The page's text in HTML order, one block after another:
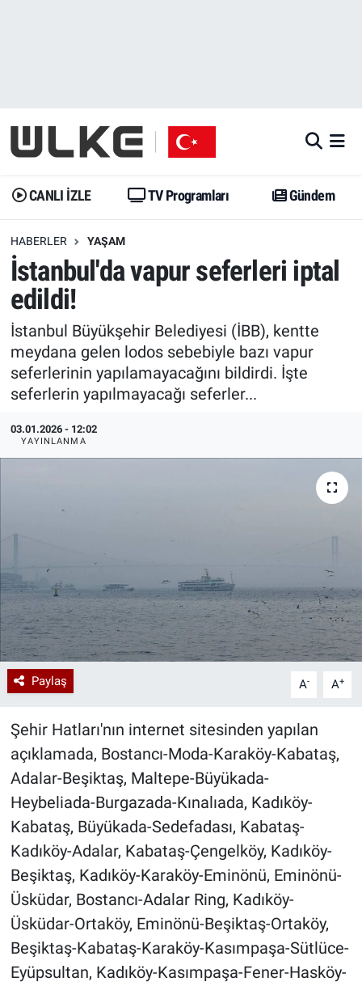
CANLI İZLE TV Programları Gündem
HABERLER YAŞAM
İstanbul'da vapur seferleri iptal
edildi!
İstanbul Büyükşehir Belediyesi (İBB), kentte
meydana gelen lodos sebebiyle bazı vapur
seferlerinin yapılamayacağını bildirdi. İşte
seferlerin yapılmayacağı seferler...
03.01.2026 - 12:02
YAYINLANMA
Paylaş A- A+
Şehir Hatları'nın internet sitesinden yapılan
açıklamada, Bostancı-Moda-Karaköy-Kabataş,
Adalar-Beşiktaş, Maltepe-Büyükada-
Heybeliada-Burgazada-Kınalıada, Kadıköy-
Kabataş, Büyükada-Sedefadası, Kabataş-
Kadıköy-Adalar, Kabataş-Çengelköy, Kadıköy-
Beşiktaş, Kadıköy-Karaköy-Eminönü, Eminönü-
Üsküdar, Bostancı-Adalar Ring, Kadıköy-
Üsküdar-Ortaköy, Eminönü-Beşiktaş-Ortaköy,
Beşiktaş-Kabataş-Karaköy-Kasımpaşa-Sütlüce-
Eyüpsultan, Kadıköy-Kasımpaşa-Fener-Hasköy-
Gündem
Dünya
Erişim Bilgileri
Ekonomi
Trend
Özel Haberler
Yazarlar
Gündem
Trend
Erişim Bilgileri
Spor
Ekonomi
Dünya
Medya
Kadın
Erişim Bilgileri
Sağlık
Teknoloji
Ramazan
İstanbul Namaz Vakitleri
Trafik Durumu
Erişim Bilgileri
Tüm Manşetler
Son Dakika Haberleri
Haber Arşivi